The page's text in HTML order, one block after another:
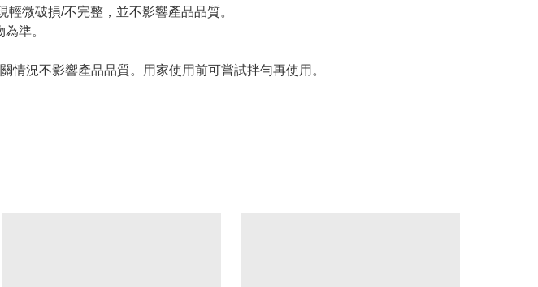
微破損/不完整，並不影響產品品質。
準。
況不影響產品品質。用家使用前可嘗試拌勻再使用。